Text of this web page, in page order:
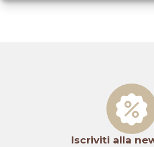
Iscriviti alla